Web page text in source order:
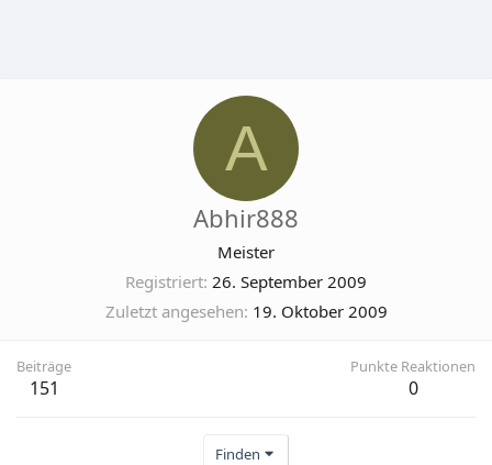
A
Abhir888
Meister
Registriert 26. September 2009
Zuletzt angesehen 19. Oktober 2009
Beiträge
151
Punkte Reaktionen
0
Finden